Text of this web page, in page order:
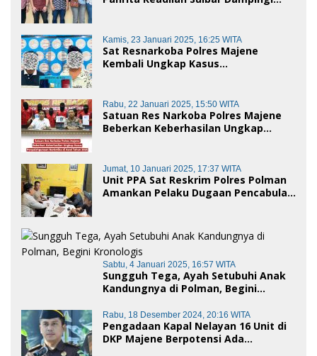
Polman
Kamis, 23 Januari 2025, 16:25 WITA
Sat Resnarkoba Polres Majene
Kembali Ungkap Kasus
Rabu, 22 Januari 2025, 15:50 WITA
Satuan Res Narkoba Polres Majene
Beberkan Keberhasilan Ungkap
Jumat, 10 Januari 2025, 17:37 WITA
Unit PPA Sat Reskrim Polres Polman
Amankan Pelaku Dugaan Pencabulan
Sabtu, 4 Januari 2025, 16:57 WITA
Sungguh Tega, Ayah Setubuhi Anak
Kandungnya di Polman, Begini
Rabu, 18 Desember 2024, 20:16 WITA
Pengadaan Kapal Nelayan 16 Unit di
DKP Majene Berpotensi Ada